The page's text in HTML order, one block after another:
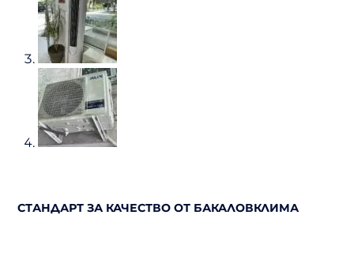
СТАНДАРТ ЗА КАЧЕСТВО ОТ БАКАЛОВКЛИМА